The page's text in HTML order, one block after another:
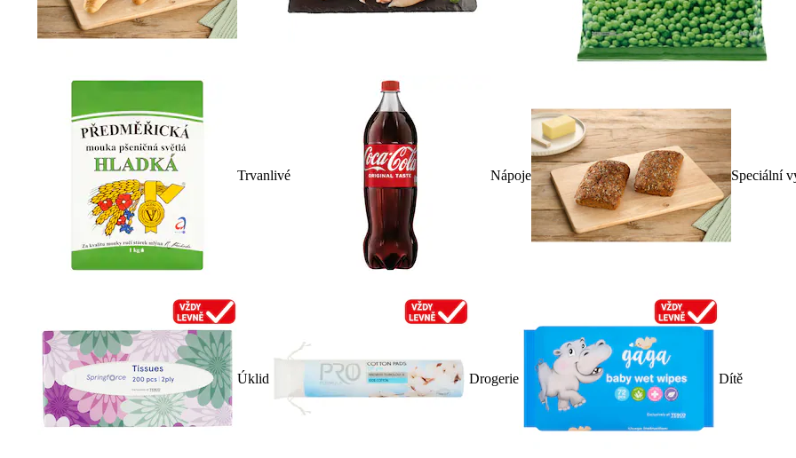
Trvanlivé Nápoje Speciální
Úklid Drogerie Dítě